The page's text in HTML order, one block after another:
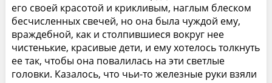
его своей красотой и крикливым, наглым блеском
бесчисленных свечей, но она была чуждой ему,
враждебной, как и столпившиеся вокруг нее
чистенькие, красивые дети, и ему хотелось толкнуть
ее так, чтобы она повалилась на эти светлые
головки. Казалось, что чьи-то железные руки взяли